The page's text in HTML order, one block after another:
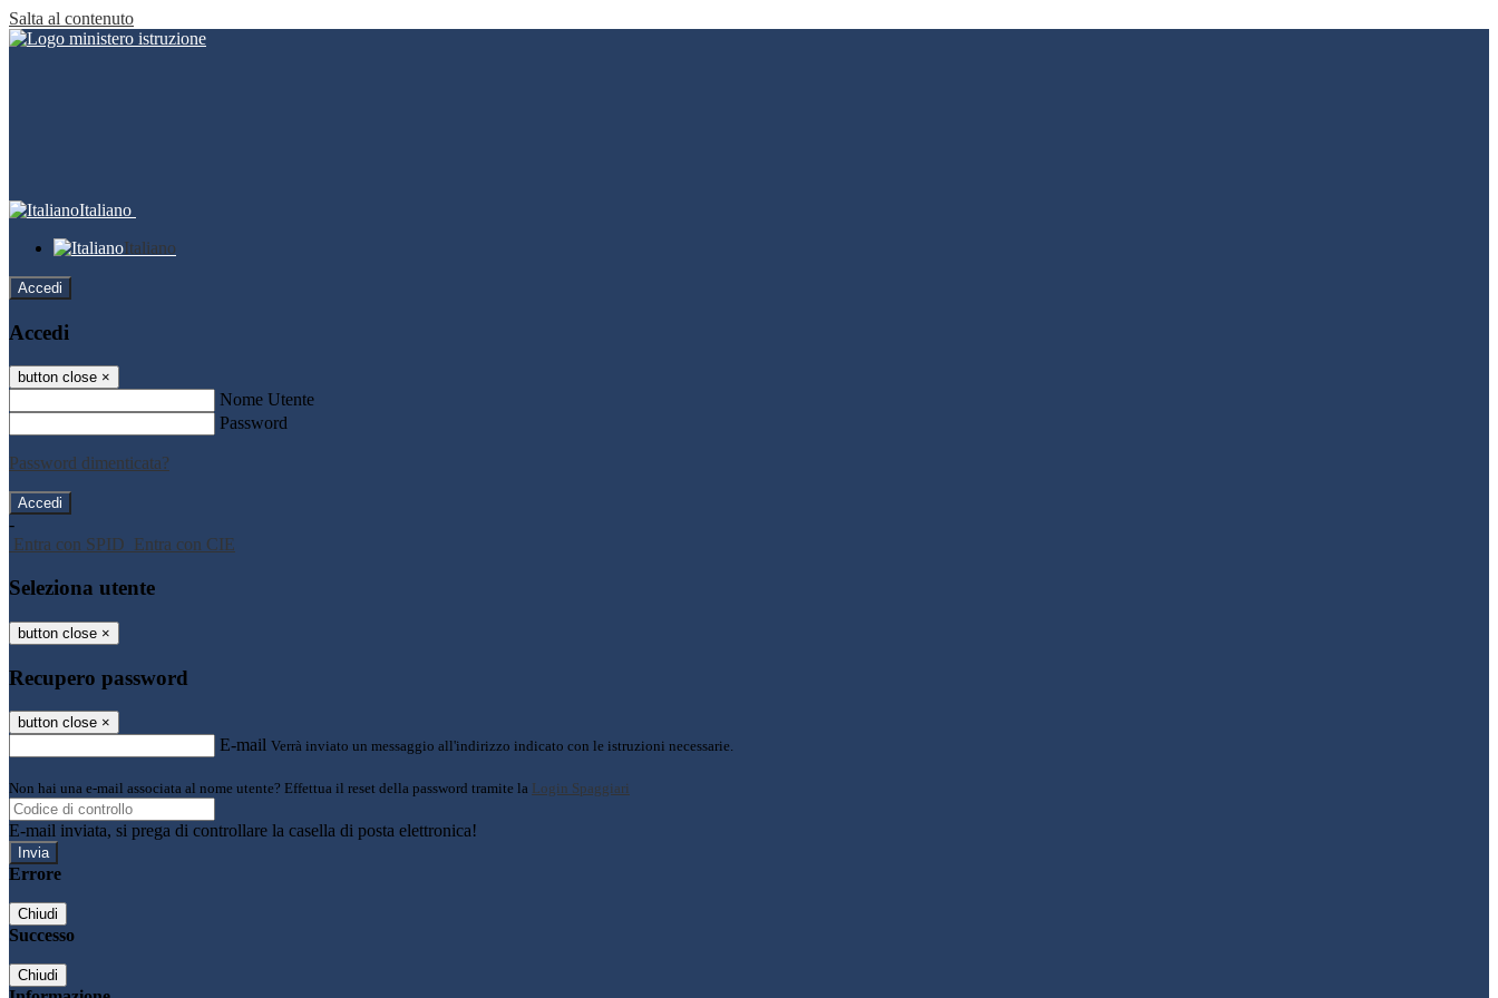
Salta al contenuto
Italiano
Italiano
Accedi
Accedi
button close ×
Nome Utente
Password
Password dimenticata?
-
Entra con SPID Entra con CIE
Seleziona utente
button close ×
Recupero password
button close ×
E-mail Verrà inviato un messaggio all'indirizzo indicato con le istruzioni necessarie.
Non hai una e-mail associata al nome utente? Effettua il reset della password tramite la Login Spaggiari
E-mail inviata, si prega di controllare la casella di posta elettronica!
Errore
Chiudi
Successo
Chiudi